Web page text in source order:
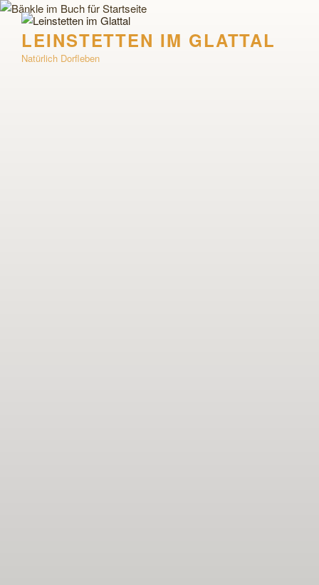
Zum
Inhalt
springenLEINSTETTEN IM GLATTAL
Natürlich Dorfleben